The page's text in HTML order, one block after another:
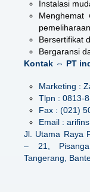
Instalasi
Menghemat
Bersertifikat
Bergaransi
Kontak ⇔ PT
Marketing :
Tlpn : 0813-
Fax : (021)
Email :
Jl. Utama Raya
– 21,
Tangerang,